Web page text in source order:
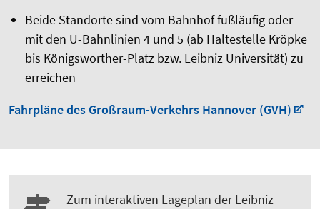
Beide Standorte sind vom Bahnhof fußläufig oder
mit den U-Bahnlinien 4 und 5 (ab Haltestelle Kröpke
bis Königsworther-Platz bzw. Leibniz Universität) zu
erreichen
Fahrpläne des Großraum-Verkehrs Hannover (GVH)
Zum interaktiven Lageplan der Leibniz